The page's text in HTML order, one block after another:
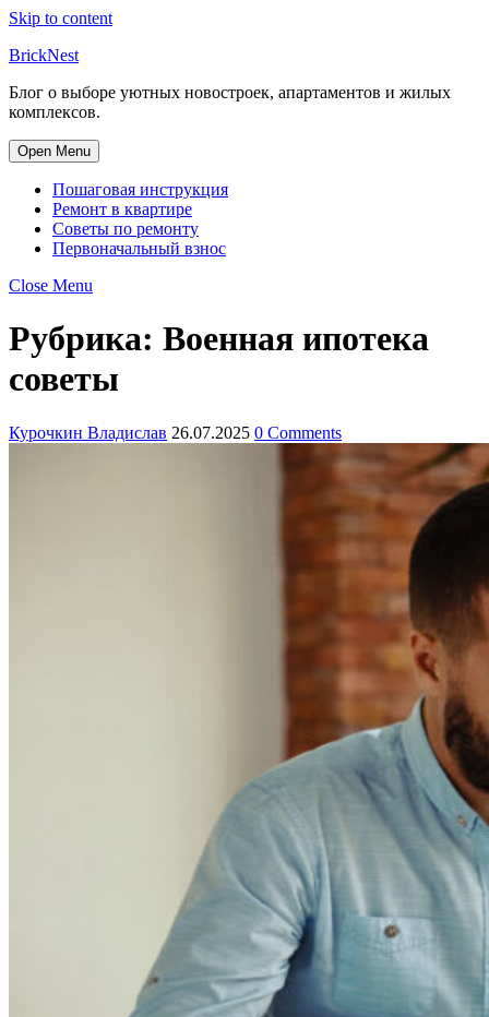
Skip to content
BrickNest
Блог о выборе уютных новостроек, апартаментов и жилых
комплексов.
Open Menu
Пошаговая инструкция
Ремонт в квартире
Советы по ремонту
Первоначальный взнос
Close Menu
Рубрика: Военная ипотека
советы
Курочкин Владислав 26.07.2025 0 Comments